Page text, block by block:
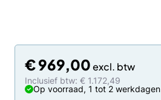
€969,00
Inclusief btw: € 1.172,49
Op voorraad, 1 tot 2 werkdagen